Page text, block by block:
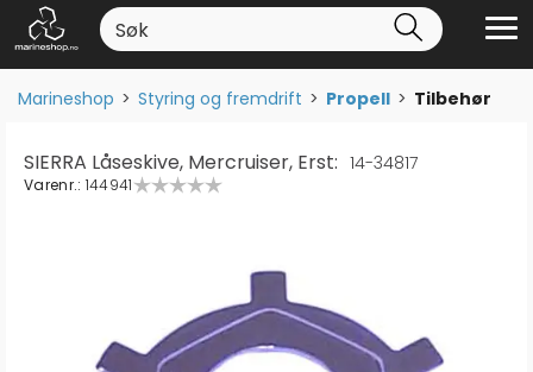
Marineshop>Styring og fremdrift>Propell>Tilbehør
SIERRA Låseskive, Mercruiser, Erst: 14-34817
Varenr.: 144941